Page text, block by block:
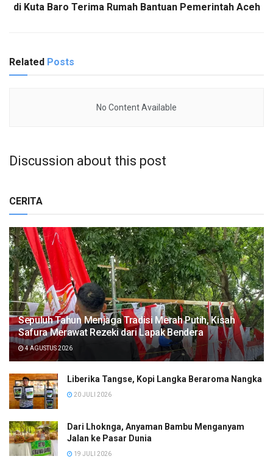
di Kuta Baro Terima Rumah Bantuan Pemerintah Aceh
Related Posts
No Content Available
Discussion about this post
CERITA
Sepuluh Tahun Menjaga Tradisi Merah Putih, Kisah
Safura Merawat Rezeki dari Lapak Bendera
4 AGUSTUS 2026
Liberika Tangse, Kopi Langka Beraroma Nangka
20 JULI 2026
Dari Lhoknga, Anyaman Bambu Menganyam
Jalan ke Pasar Dunia
19 JULI 2026